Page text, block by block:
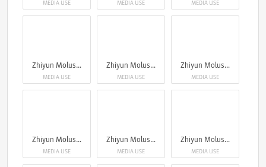
MEDIA USE MEDIA USE MEDIA USE
Zhiyun Molus G300
MEDIA USE
Zhiyun Molus G300
MEDIA USE
Zhiyun Molus G300
MEDIA USE
Zhiyun Molus G300
MEDIA USE
Zhiyun Molus G300
MEDIA USE
Zhiyun Molus G300
MEDIA USE